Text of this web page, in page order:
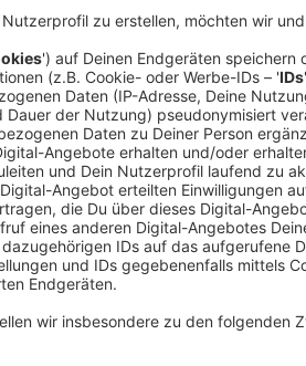
In Dinslaken gilt die Luftqualität seit
der EU immer eingehalten werden.
für Feinstaub und Co. abgebaut
der EU. Was das für Folgen in
plant - wenn nötig - schon vor der
Gespräch mit der Bezirksregierung
Anzeige
2011 hatte Dinslaken etwa ein